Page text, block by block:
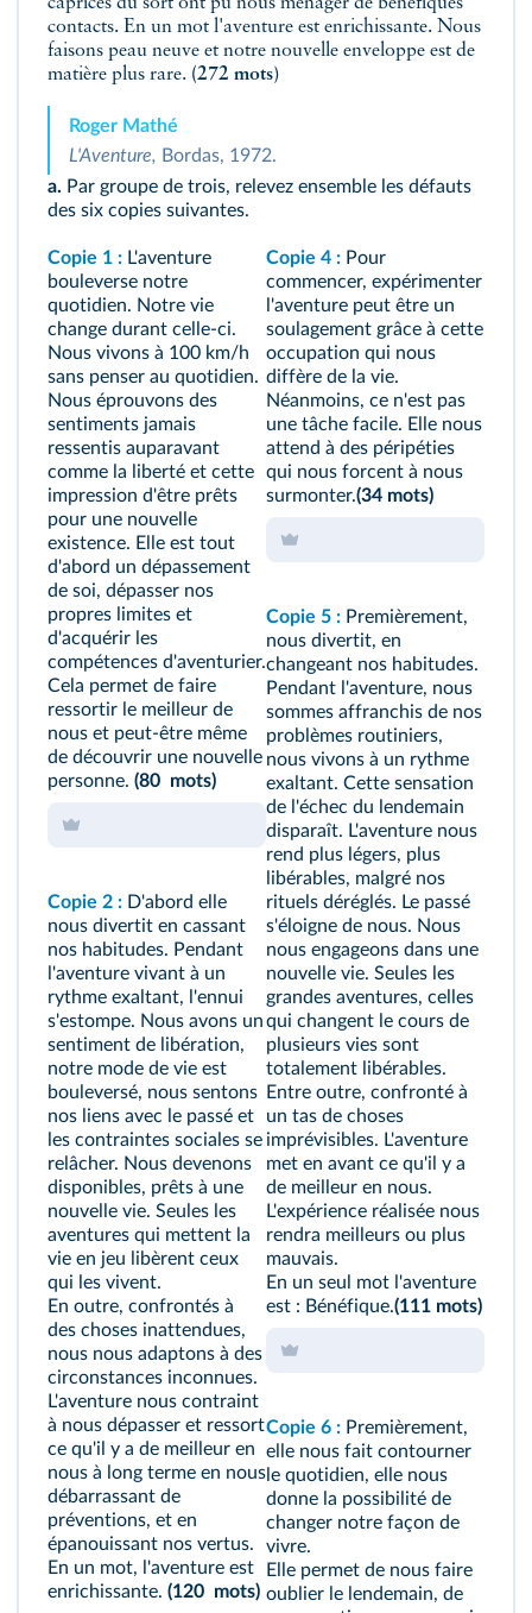
contacts. En un mot l'aventure est enrichissante. Nous
faisons peau neuve et notre nouvelle enveloppe est de
matière plus rare. (272 mots)
Roger Mathé
L'Aventure, Bordas, 1972.
a. Par groupe de trois, relevez ensemble les défauts
des six copies suivantes.
Copie 1 : L'aventure
bouleverse notre
quotidien. Notre vie
change durant celle‑ci.
Nous vivons à 100 km/h
sans penser au quotidien.
Nous éprouvons des
sentiments jamais
ressentis auparavant
comme la liberté et cette
impression d'être prêts
pour une nouvelle
existence. Elle est tout
d'abord un dépassement
de soi, dépasser nos
propres limites et
d'acquérir les
compétences d'aventurier.
Cela permet de faire
ressortir le meilleur de
nous et peut‑être même
de découvrir une nouvelle
personne. (80 mots)
Copie 2 : D'abord elle
nous divertit en cassant
nos habitudes. Pendant
l'aventure vivant à un
rythme exaltant, l'ennui
s'estompe. Nous avons un
sentiment de libération,
notre mode de vie est
bouleversé, nous sentons
nos liens avec le passé et
les contraintes sociales se
relâcher. Nous devenons
disponibles, prêts à une
nouvelle vie. Seules les
aventures qui mettent la
vie en jeu libèrent ceux
qui les vivent.
En outre, confrontés à
des choses inattendues,
nous nous adaptons à des
circonstances inconnues.
L'aventure nous contraint
à nous dépasser et ressort
ce qu'il y a de meilleur en
nous à long terme en nous
débarrassant de
préventions, et en
épanouissant nos vertus.
En un mot, l'aventure est
enrichissante. (120 mots)
Copie 4 : Pour
commencer, expérimenter
l'aventure peut être un
soulagement grâce à cette
occupation qui nous
diffère de la vie.
Néanmoins, ce n'est pas
une tâche facile. Elle nous
attend à des péripéties
qui nous forcent à nous
surmonter.(34 mots)
Copie 5 : Premièrement,
nous divertit, en
changeant nos habitudes.
Pendant l'aventure, nous
sommes affranchis de nos
problèmes routiniers,
nous vivons à un rythme
exaltant. Cette sensation
de l'échec du lendemain
disparaît. L'aventure nous
rend plus légers, plus
libérables, malgré nos
rituels déréglés. Le passé
s'éloigne de nous. Nous
nous engageons dans une
nouvelle vie. Seules les
grandes aventures, celles
qui changent le cours de
plusieurs vies sont
totalement libérables.
Entre outre, confronté à
un tas de choses
imprévisibles. L'aventure
met en avant ce qu'il y a
de meilleur en nous.
L'expérience réalisée nous
rendra meilleurs ou plus
mauvais.
En un seul mot l'aventure
est : Bénéfique.(111 mots)
Copie 6 : Premièrement,
elle nous fait contourner
le quotidien, elle nous
donne la possibilité de
changer notre façon de
vivre.
Elle permet de nous faire
oublier le lendemain, de